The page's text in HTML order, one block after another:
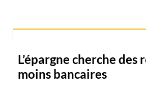
L’épargne cherche des
moins bancaires